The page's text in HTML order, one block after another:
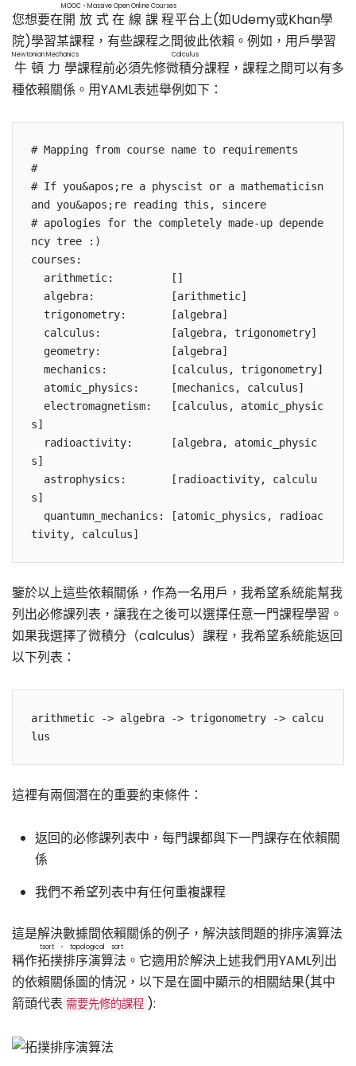
您想要在開放式在線課程
MOOC，Massive Open Online Courses
平台上(如Udemy或Khan學
院)學習某課程，有些課程之間彼此依賴。例如，用戶學習
牛頓力學
Newtonian Mechanics
課程前必須先修微積分
Calculus
課程，課程之間可以有多
種依賴關係。用YAML表述舉例如下：
# Mapping from course name to requirements
#
# If you&apos;re a physcist or a mathematicisn
and you&apos;re reading this, sincere
# apologies for the completely made-up depende
ncy tree :)
courses:
  arithmetic:         []
  algebra:            [arithmetic]
  trigonometry:       [algebra]
  calculus:           [algebra, trigonometry]
  geometry:           [algebra]
  mechanics:          [calculus, trigonometry]
  atomic_physics:     [mechanics, calculus]
  electromagnetism:   [calculus, atomic_physic
s]
  radioactivity:      [algebra, atomic_physic
s]
  astrophysics:       [radioactivity, calculu
s]
  quantumn_mechanics: [atomic_physics, radioac
鑒於以上這些依賴關係，作為一名用戶，我希望系統能幫我
列出必修課列表，讓我在之後可以選擇任意一門課程學習。
如果我選擇了微積分（calculus）課程，我希望系統能返回
以下列表：
arithmetic -> algebra -> trigonometry -> calcu
這裡有兩個潛在的重要約束條件：
返回的必修課列表中，每門課都與下一門課存在依賴關
係
我們不希望列表中有任何重複課程
這是解決數據間依賴關係的例子，解決該問題的排序演算法
稱作拓撲排序演算法
tsort，topological sort
。它適用於解決上述我們用YAML列出
的依賴關係圖的情況，以下是在圖中顯示的相關結果(其中
箭頭代表 需要先修的課程 ):